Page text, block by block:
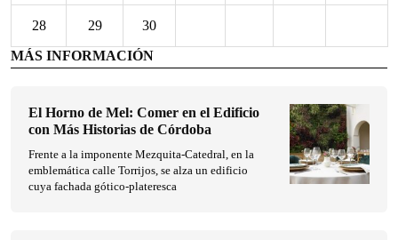
28 29
30
MÁS INFORMACIÓN
El Horno de Mel: Comer en el Edificio
con Más Historias de Córdoba
Frente a la imponente Mezquita-Catedral, en la
emblemática calle Torrijos, se alza un edificio
cuya fachada gótico-plateresca